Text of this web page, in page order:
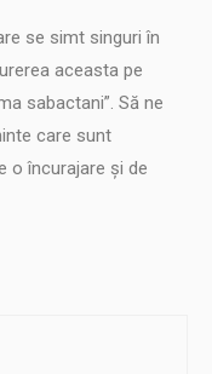
se simt singuri în
aceasta pe
sabactani”. Să ne
care sunt
o încurajare și de